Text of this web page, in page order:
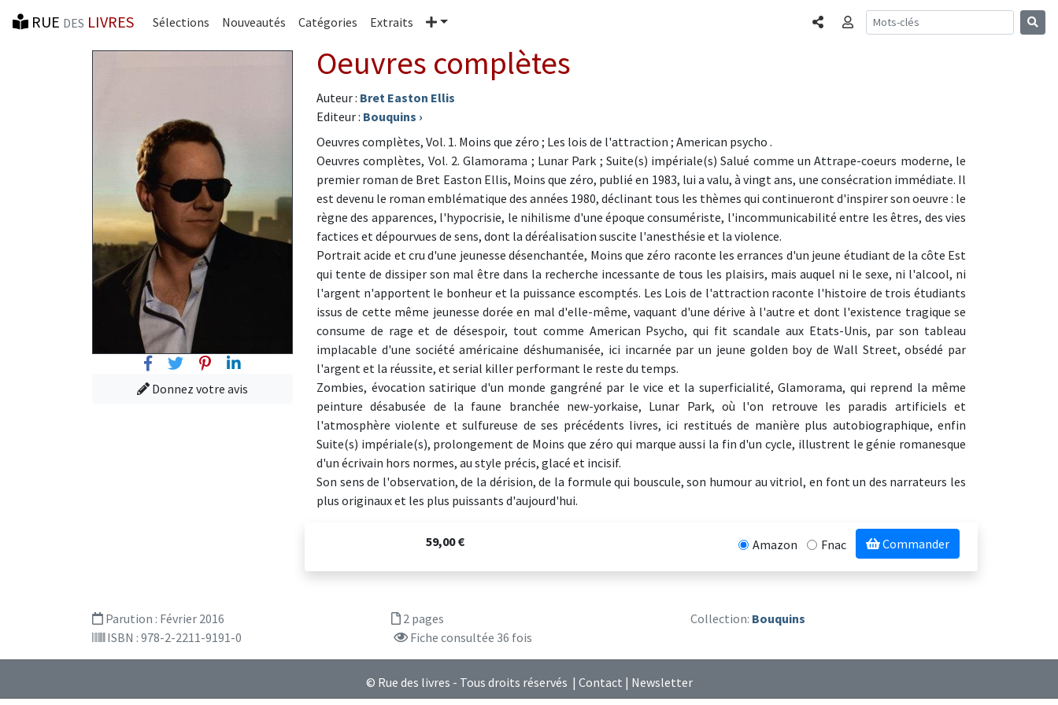
RUE DES LIVRES Sélections Nouveautés Catégories Extraits Plus PartagerConnexion
FacebookTwitterPinterest
Linkedin
Donnez votre avis
Oeuvres complètes
Auteur : Bret Easton Ellis
Editeur : Bouquins ›
Oeuvres complètes, Vol. 1. Moins que zéro ; Les lois de l'attraction ; American psycho .
Oeuvres complètes, Vol. 2. Glamorama ; Lunar Park ; Suite(s) impériale(s) Salué comme un Attrape-coeurs moderne, le
premier roman de Bret Easton Ellis, Moins que zéro, publié en 1983, lui a valu, à vingt ans, une consécration immédiate. Il
est devenu le roman emblématique des années 1980, déclinant tous les thèmes qui continueront d'inspirer son oeuvre : le
règne des apparences, l'hypocrisie, le nihilisme d'une époque consumériste, l'incommunicabilité entre les êtres, des vies
factices et dépourvues de sens, dont la déréalisation suscite l'anesthésie et la violence.
Portrait acide et cru d'une jeunesse désenchantée, Moins que zéro raconte les errances d'un jeune étudiant de la côte Est
qui tente de dissiper son mal être dans la recherche incessante de tous les plaisirs, mais auquel ni le sexe, ni l'alcool, ni
l'argent n'apportent le bonheur et la puissance escomptés. Les Lois de l'attraction raconte l'histoire de trois étudiants
issus de cette même jeunesse dorée en mal d'elle-même, vaquant d'une dérive à l'autre et dont l'existence tragique se
consume de rage et de désespoir, tout comme American Psycho, qui fit scandale aux Etats-Unis, par son tableau
implacable d'une société américaine déshumanisée, ici incarnée par un jeune golden boy de Wall Street, obsédé par
l'argent et la réussite, et serial killer performant le reste du temps.
Zombies, évocation satirique d'un monde gangréné par le vice et la superficialité, Glamorama, qui reprend la même
peinture désabusée de la faune branchée new-yorkaise, Lunar Park, où l'on retrouve les paradis artificiels et
l'atmosphère violente et sulfureuse de ses précédents livres, ici restitués de manière plus autobiographique, enfin
Suite(s) impériale(s), prolongement de Moins que zéro qui marque aussi la fin d'un cycle, illustrent le génie romanesque
d'un écrivain hors normes, au style précis, glacé et incisif.
Son sens de l'observation, de la dérision, de la formule qui bouscule, son humour au vitriol, en font un des narrateurs les
plus originaux et les plus puissants d'aujourd'hui.
59,00 € Amazon Fnac Commander
Parution : Février 2016 2 pages Collection: Bouquins
ISBN : 978-2-2211-9191-0
Fiche consultée 36 fois
© Rue des livres - Tous droits réservés | Contact | Newsletter